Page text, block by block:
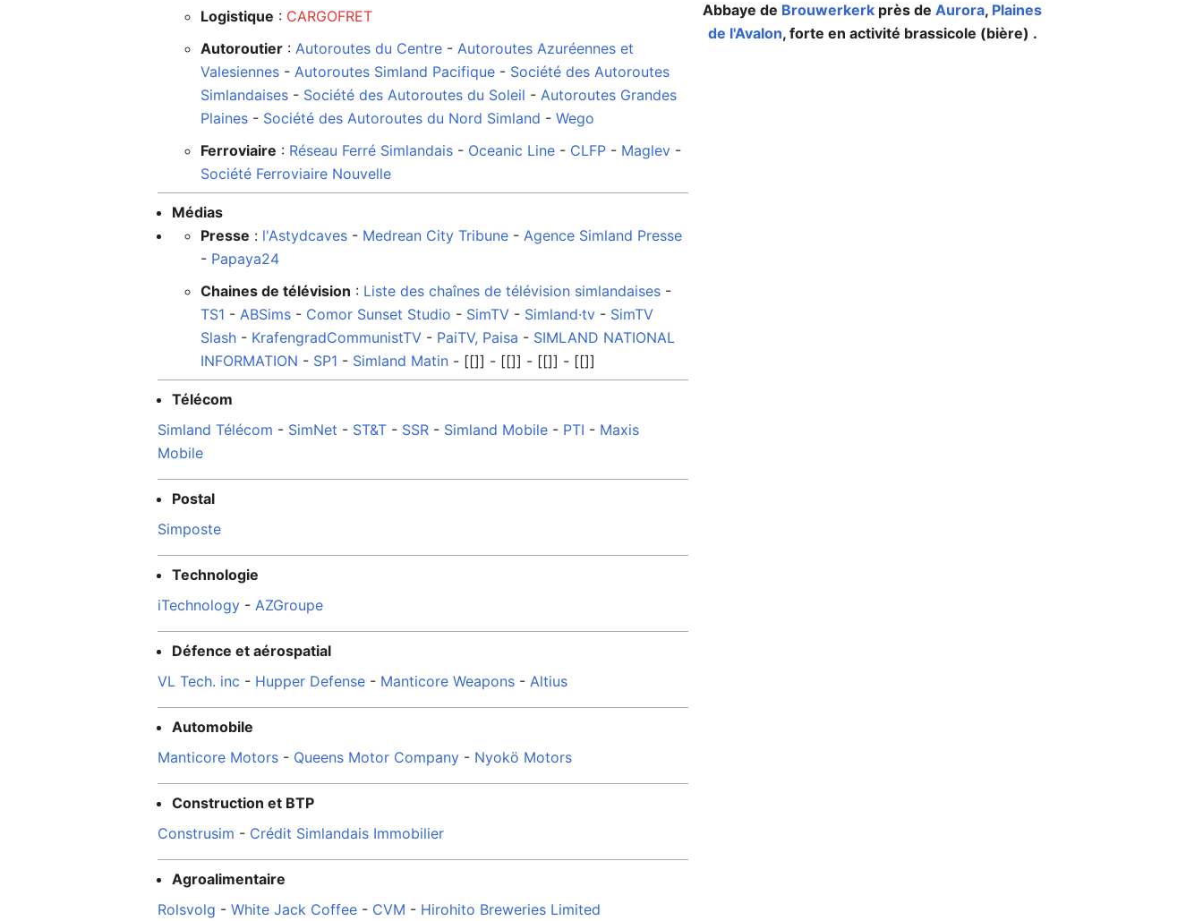
Logistique : CARGOFRET
Autoroutier :Autoroutes du Centre -Autoroutes Azuréennes et
Valesiennes -Autoroutes Simland Pacifique - Société des Autoroutes
Simlandaises - Société des Autoroutes du Soleil -Autoroutes Grandes
Plaines - Société des Autoroutes du Nord Simland -Wego
Ferroviaire : Réseau Ferré Simlandais - Oceanic Line - CLFP - Maglev -
Société Ferroviaire Nouvelle
Médias
Presse : l'Astydcaves - Medrean City Tribune -Agence Simland Presse
- Papaya24
Chaines de télévision : Liste des chaînes de télévision simlandaises -
TS1 -ABSims - Comor Sunset Studio - SimTV - Simland·tv - SimTV
Slash - KrafengradCommunistTV - PaiTV, Paisa - SIMLAND NATIONAL
INFORMATION - SP1 - Simland Matin - [[]] - [[]] - [[]] - [[]]
Télécom
Simland Télécom - SimNet - ST&T - SSR - Simland Mobile - PTI - Maxis
Mobile
Postal
Simposte
Technologie
iTechnology -AZGroupe
Défence et aérospatial
VL Tech. inc - Hupper Defense - Manticore Weapons -Altius
Automobile
Manticore Motors - Queens Motor Company - Nyokö Motors
Construction et BTP
Construsim - Crédit Simlandais Immobilier
Agroalimentaire
Rolsvolg -White Jack Coffee - CVM - Hirohito Breweries Limited
Abbaye de Brouwerkerk près deAurora, Plaines
de l'Avalon, forte en activité brassicole (bière) .